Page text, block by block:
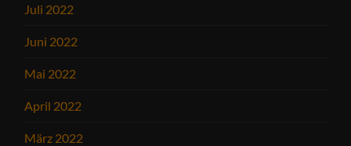
Juli 2022
Juni 2022
Mai 2022
April 2022
März 2022